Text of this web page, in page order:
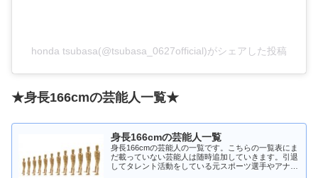
honda tsubasa(@tsubasa_0627official)がシェアした投稿
★身長166cmの芸能人一覧★
身長166cmの芸能人一覧
身長166cmの芸能人の一覧です。こちらの一覧表にま
だ載っていない芸能人は随時追加していきます。引退
してタレント活動をしている元スポーツ選手やアナウ